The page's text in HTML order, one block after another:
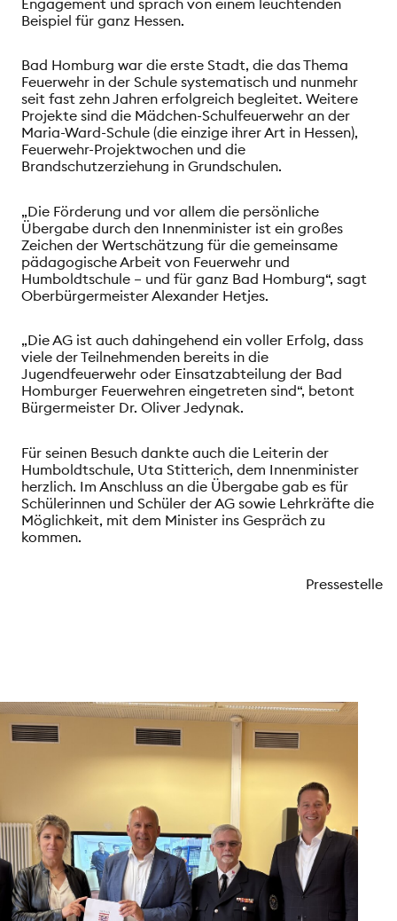
Beispiel für ganz Hessen.
Bad Homburg war die erste Stadt, die das Thema
Feuerwehr in der Schule systematisch und nunmehr
seit fast zehn Jahren erfolgreich begleitet. Weitere
Projekte sind die Mädchen-Schulfeuerwehr an der
Maria-Ward-Schule (die einzige ihrer Art in Hessen),
Feuerwehr-Projektwochen und die
Brandschutzerziehung in Grundschulen.
„Die Förderung und vor allem die persönliche
Übergabe durch den Innenminister ist ein großes
Zeichen der Wertschätzung für die gemeinsame
pädagogische Arbeit von Feuerwehr und
Humboldtschule – und für ganz Bad Homburg“, sagt
Oberbürgermeister Alexander Hetjes.
„Die AG ist auch dahingehend ein voller Erfolg, dass
viele der Teilnehmenden bereits in die
Jugendfeuerwehr oder Einsatzabteilung der Bad
Homburger Feuerwehren eingetreten sind“, betont
Bürgermeister Dr. Oliver Jedynak.
Für seinen Besuch dankte auch die Leiterin der
Humboldtschule, Uta Stitterich, dem Innenminister
herzlich. Im Anschluss an die Übergabe gab es für
Schülerinnen und Schüler der AG sowie Lehrkräfte die
Möglichkeit, mit dem Minister ins Gespräch zu
kommen.
Pressestelle